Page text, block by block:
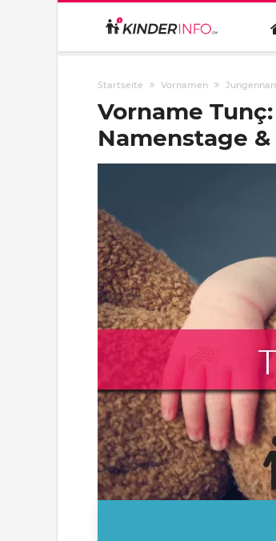
Startseite Vornamen
Vorname
Namenstage